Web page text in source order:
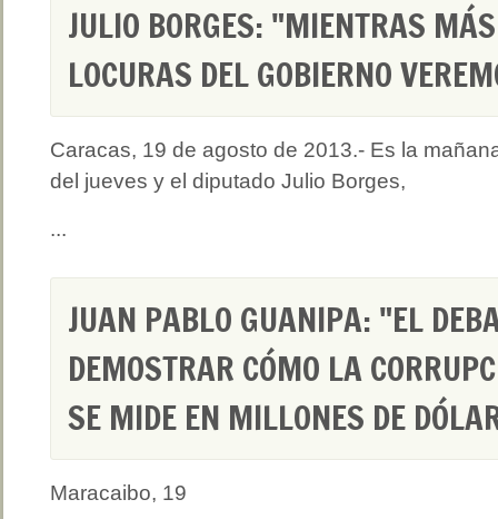
JULIO BORGES: "MIENTRAS
LOCURAS DEL GOBIERNO
Caracas, 19 de agosto de 2013.- Es la
del jueves y el diputado Julio Borges,
...
JUAN PABLO GUANIPA: "EL
DEMOSTRAR CÓMO LA
SE MIDE EN MILLONES DE
Maracaibo, 19